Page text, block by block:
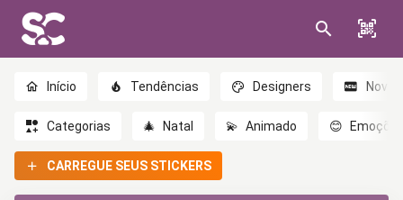
Início Tendências Designers Novo
Categorias 🎄 Natal 💫 Animado 😊
CARREGUE SEUS STICKERS